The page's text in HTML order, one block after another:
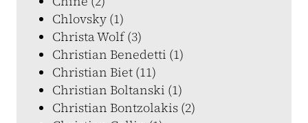
Chlovsky (1)
Christa Wolf (3)
Christian Benedetti (1)
Christian Biet (11)
Christian Boltanski (1)
Christian Bontzolakis (2)